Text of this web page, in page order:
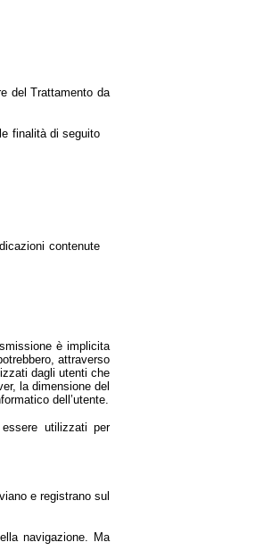
del Trattamento da
finalità di seguito
contenute
è implicita
attraverso
dagli utenti che
la dimensione del
dell’utente.
utilizzati per
e registrano sul
navigazione. Ma